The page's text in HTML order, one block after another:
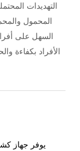
التهديدات
المحمول
السهل على
الأفراد بكفاءة
يوفر جهاز